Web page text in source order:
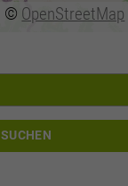
© OpenStreetMap
SUCHEN